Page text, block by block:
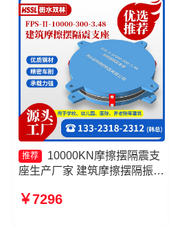
推荐
10000KN摩擦摆隔震支
座生产厂家 建筑摩擦摆隔振支
FJZQZ9000GD源头工厂 建筑
￥7296